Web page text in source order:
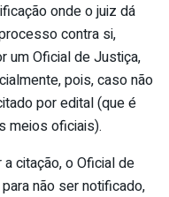
onde o juiz dá
contra si,
um Oficial de Justiça,
pois, caso não
por edital (que é
meios oficiais).
citação, o Oficial de
não ser notificado,